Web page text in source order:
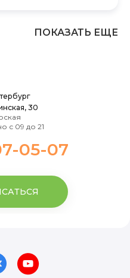
ПОКАЗАТЬ ЕЩЕ
30
с 09 до 21
05-07